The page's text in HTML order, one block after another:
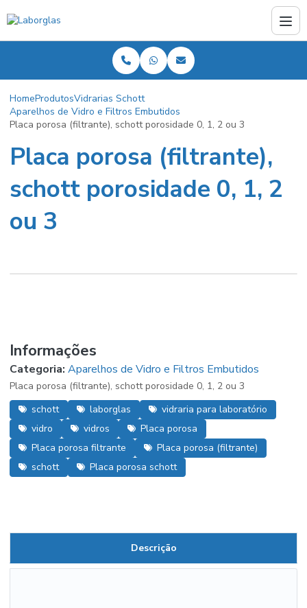
HomeProdutosVidrarias Schott
Aparelhos de Vidro e Filtros Embutidos
Placa porosa (filtrante), schott porosidade 0, 1, 2 ou 3
Placa porosa (filtrante),
schott porosidade 0, 1, 2
ou 3
Informações
Categoria: Aparelhos de Vidro e Filtros Embutidos
Placa porosa (filtrante), schott porosidade 0, 1, 2 ou 3
schott
laborglas
vidraria para laboratório
vidro
vidros
Placa porosa
Placa porosa filtrante
Placa porosa (filtrante)
schott
Placa porosa schott
Descrição